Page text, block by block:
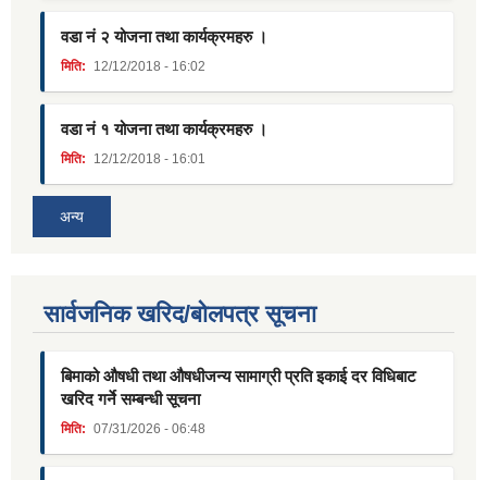
वडा नं २ योजना तथा कार्यक्रमहरु ।
मिति: 12/12/2018 - 16:02
वडा नं १ योजना तथा कार्यक्रमहरु ।
मिति: 12/12/2018 - 16:01
अन्य
सार्वजनिक खरिद/बोलपत्र सूचना
बिमाको औषधी तथा औषधीजन्य सामाग्री प्रति इकाई दर विधिबाट
खरिद गर्ने सम्बन्धी सूचना
मिति: 07/31/2026 - 06:48